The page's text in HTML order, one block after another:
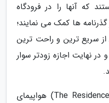
که آنها را در فرودگاه
ها کمک می نمایند؛
از سریع ترین و راحت ترین
نهایت اجازه زودتر سوار
مسافرانی که کابین اقامتگاه (The Residence) هواپیمای